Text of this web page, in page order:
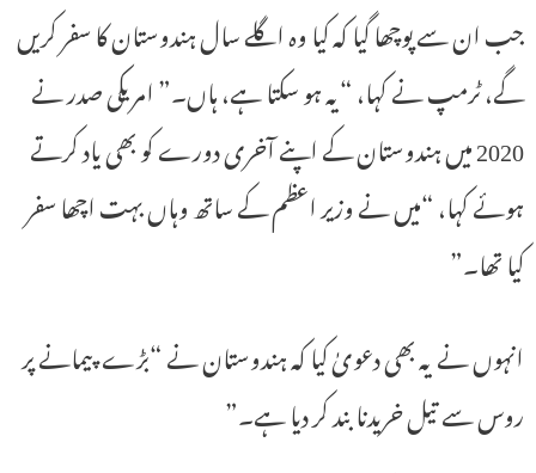
جب ان سے پوچھا گیا کہ کیا وہ اگلے سال ہندوستان کا سفر کریں
گے، ٹرمپ نے کہا، “یہ ہو سکتا ہے، ہاں۔” امریکی صدر نے
2020 میں ہندوستان کے اپنے آخری دورے کو بھی یاد کرتے
ہوئے کہا، “میں نے وزیر اعظم کے ساتھ وہاں بہت اچھا سفر
کیا تھا۔”
انہوں نے یہ بھی دعویٰ کیا کہ ہندوستان نے “بڑے پیمانے پر
روس سے تیل خریدنا بند کر دیا ہے۔”